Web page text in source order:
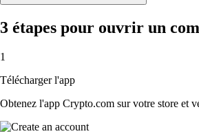
3 étapes pour ouvrir un
1
Télécharger l'app
Obtenez l'app Crypto.com sur votre store et